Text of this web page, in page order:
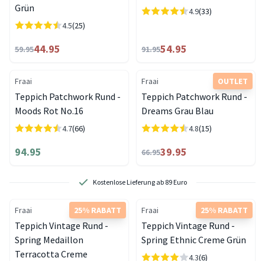
Grün
4.5(25)
59.9544.95
4.9(33)
91.9554.95
Fraai
Teppich Patchwork Rund -
Moods Rot No.16
4.7(66)
94.95
OUTLET
Fraai
Teppich Patchwork Rund -
Dreams Grau Blau
4.8(15)
66.9539.95
Kostenlose Lieferung ab 89 Euro
25% RABATT
Fraai
Teppich Vintage Rund -
Spring Medaillon
Terracotta Creme
25% RABATT
Fraai
Teppich Vintage Rund -
Spring Ethnic Creme Grün
4.3(6)